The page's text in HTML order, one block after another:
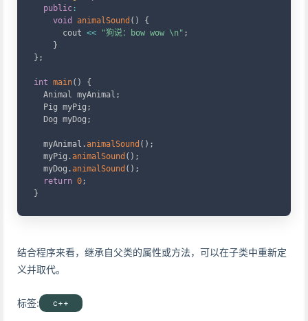
public :
void
animalSound ( )
{
      cout
<< "狗说：bow wow \n" ;
}
} ;
int main( )
{
  Animal myAnimal
;
  Pig myPig
;
  Dog myDog
;
  myAnimal
.animalSound ( ) ;
  myPig
.animalSound ( ) ;
  myDog
.animalSound ( ) ;
return 0 ;
}
结合程序来看，继承自父类的属性或方法，可以在子类中重新定
义并取代。
标签: c++